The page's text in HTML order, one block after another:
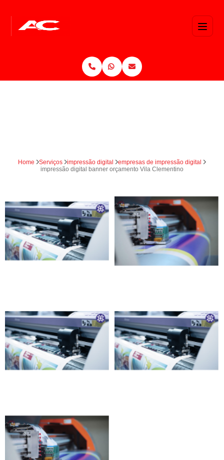
Home Serviços impressão digital
empresas de impressão digital
impressão digital banner orçamento Vila Clementino